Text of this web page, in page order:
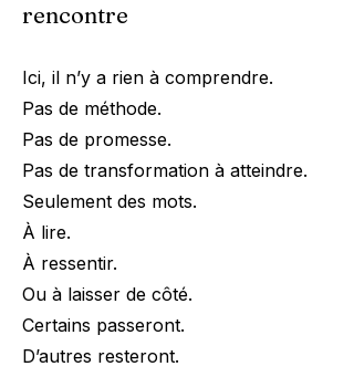
rencontre
Ici, il n’y a rien à comprendre.
Pas de méthode.
Pas de promesse.
Pas de transformation à atteindre.
Seulement des mots.
À lire.
À ressentir.
Ou à laisser de côté.
Certains passeront.
D’autres resteront.